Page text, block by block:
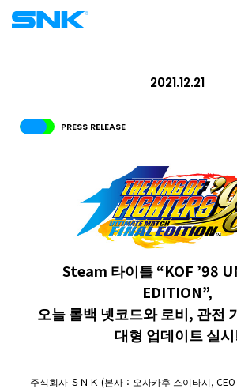
ABOUT
사이트 정보
RECRUIT FOR
PRESS RELEASE
2021.12.21
Steam 타이틀 “KOF ’98
EDITION”,
오늘 롤백 넷코드와 로비, 관전
대형 업데이트 실
주식회사 ＳＮＫ (본사：오사카후 스이타시,